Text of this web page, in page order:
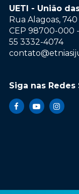
UETI - União
Rua Alagoas, 740
CEP 98700-000
55 3332-4074
Siga nas Redes